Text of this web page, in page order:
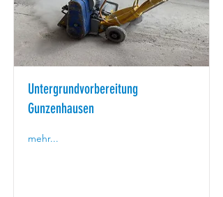
Untergrundvorbereitung
Gunzenhausen
mehr...